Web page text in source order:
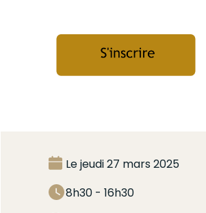
Le jeudi 27 mars 2025
8h30 - 16h30